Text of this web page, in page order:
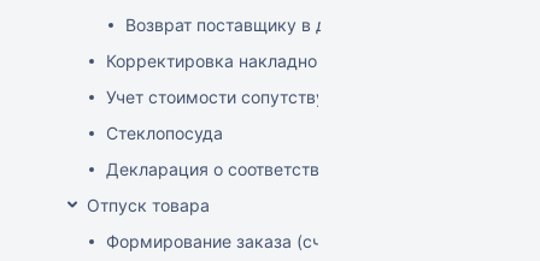
Возврат поставщику в других единицах
Корректировка накладной (РФ)
Учет стоимости сопутствующих услуг в приходе
Стеклопосуда
Декларация о соответствии
Отпуск товара
Формирование заказа (счета-фактуры)